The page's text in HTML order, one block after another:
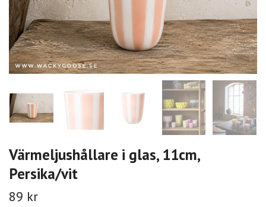
Värmeljushållare i glas, 11cm,
Persika/vit
89 kr